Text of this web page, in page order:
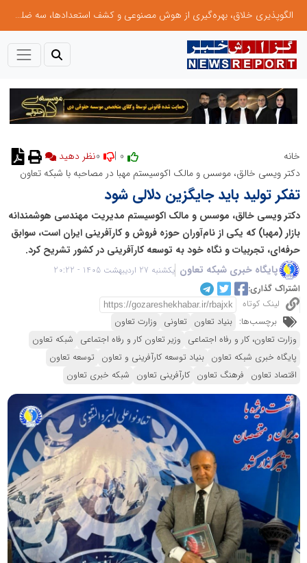
الگوپذیری خلاق، بهره‌گیری از هوش مصنوعی و کشف استعدادها، سه ضلع موفقیت جوانان کارآفرین
خانه
نظر دهید
دکتر ویسی خالق، موسس و مالک اکوسیستم مهبا در مصاحبه با شبکه تعاون
تفکر تولید باید جایگزین دلالی شود
دکتر ویسی خالق، موسس و مالک اکوسیستم مدیریت مهندسی هوشمندانه
بازار (مهبا) که یکی از نام‌آوران حوزه فروش و کارآفرینی ایران است، سوابق
حرفه‌ای، تجربیات و نگاه خود به توسعه کارآفرینی در کشور تشریح کرد.
پایگاه خبری شبکه تعاون یکشنبه 27 اردیبهشت 1405 - 20:22
اشتراک گذاری:
لینک کوتاه
برچسب‌ها: بنیاد تعاون تعاونی وزارت تعاون
وزارت تعاون، کار و رفاه اجتماعی وزیر تعاون کار و رفاه اجتماعی شبکه تعاون
پایگاه خبری شبکه تعاون بنیاد توسعه کارآفرینی و تعاون توسعه تعاون
اقتصاد تعاون فرهنگ تعاون کارآفرینی تعاون شبکه خبری تعاون